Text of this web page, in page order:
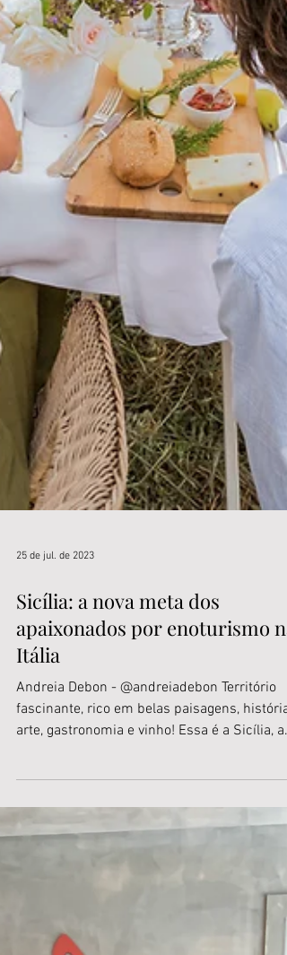
25 de jul. de 2023
Sicília: a nova meta dos
apaixonados por enoturismo na
Itália
Andreia Debon - @andreiadebon Território